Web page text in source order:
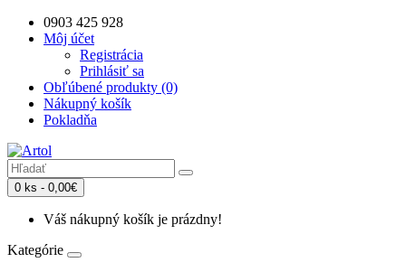
0903 425 928
Môj účet
Registrácia
Prihlásiť sa
Obľúbené produkty (0)
Nákupný košík
Pokladňa
0 ks - 0,00€
Váš nákupný košík je prázdny!
Kategórie